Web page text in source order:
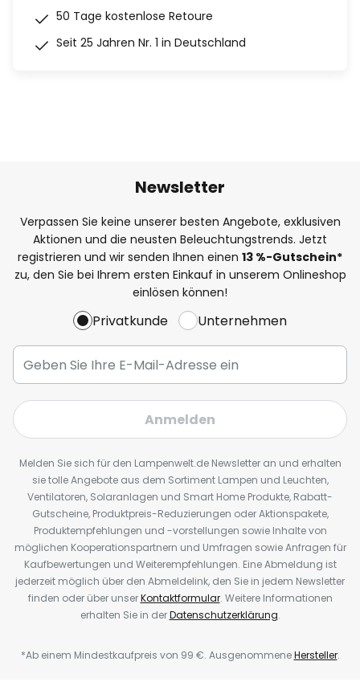
50 Tage kostenlose Retoure
Seit 25 Jahren Nr. 1 in Deutschland
Newsletter
Verpassen Sie keine unserer besten Angebote, exklusiven
Aktionen und die neusten Beleuchtungstrends. Jetzt
registrieren und wir senden Ihnen einen 13 %-Gutschein*
zu, den Sie bei Ihrem ersten Einkauf in unserem Onlineshop
einlösen können!
Privatkunde Unternehmen
Anmelden
Melden Sie sich für den Lampenwelt.de Newsletter an und erhalten
sie tolle Angebote aus dem Sortiment Lampen und Leuchten,
Ventilatoren, Solaranlagen und Smart Home Produkte, Rabatt-
Gutscheine, Produktpreis-Reduzierungen oder Aktionspakete,
Produktempfehlungen und -vorstellungen sowie Inhalte von
möglichen Kooperationspartnern und Umfragen sowie Anfragen für
Kaufbewertungen und Weiterempfehlungen. Eine Abmeldung ist
jederzeit möglich über den Abmeldelink, den Sie in jedem Newsletter
finden oder über unserKontaktformular. Weitere Informationen
erhalten Sie in derDatenschutzerklärung.
*Ab einem Mindestkaufpreis von 99 €. AusgenommeneHersteller.